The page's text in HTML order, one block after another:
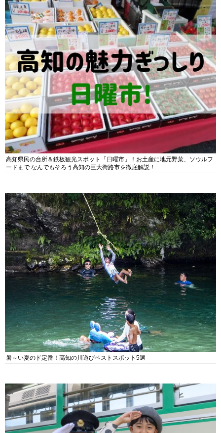
高知県民の台所＆鉄板観光スポット「日曜市」！お土産に地元野菜、ソウルフ
ードまで なんでもそろう高知の巨大街路市を徹底解説！
暑～い夏のド定番！高知の川遊びベストスポット5選